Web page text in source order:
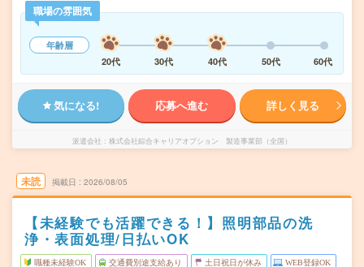
職場の雰囲気
年齢層
20代
30代 40代 50代 60代
気になる! 応募へ進む 詳しく見る
派遣会社 株式会社綜合キャリアオプション 製造事業部（全国）
未読 掲載日 2026/08/05
【未経験でも活躍できる！】照明部品の洗
浄・表面処理/日払いOK
職種未経験OK 交通費別途支給あり 土日祝日が休み WEB登録OK